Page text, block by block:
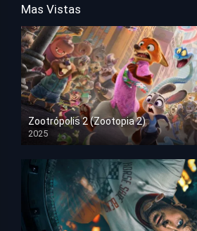
Mas Vistas
Zootrópolis 2 (Zootopia 2)
2025
HD 1080p